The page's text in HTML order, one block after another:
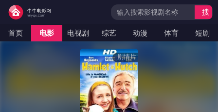
首页 电影 电视剧 综艺 动漫 体育 短剧
搜
剧情片